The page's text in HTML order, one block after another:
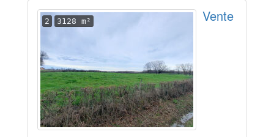
2 3128 m² Vente